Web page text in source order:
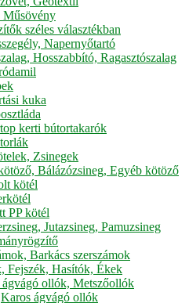
széles választékban
Napernyőtartó
Hosszabbító, Ragasztószalag
kuka
kerti bútortakarók
Zsinegek
Bálázózsineg, Egyéb kötöző
kötél
PP kötél
Jutazsineg, Pamuzsineg
Barkács szerszámok
Fejszék, Hasítók, Ékek
ollók, Metszőollók
Karos ágvágó ollók